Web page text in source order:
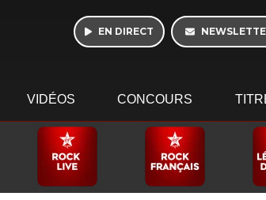
EN DIRECT
VIDÉOS CONCOURS